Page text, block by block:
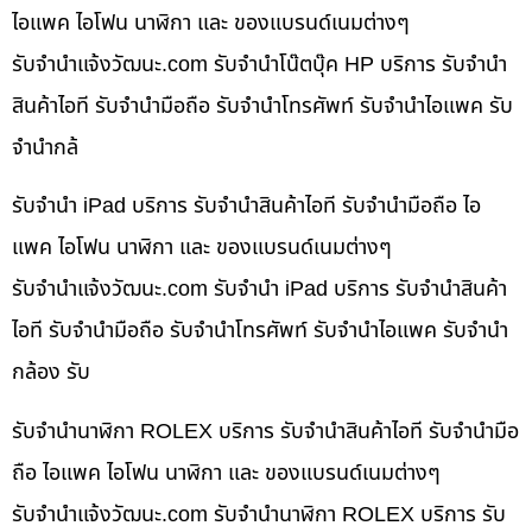
ไอแพค ไอโฟน นาฬิกา และ ของแบรนด์เนมต่างๆ
รับจํานําแจ้งวัฒนะ.com รับจำนำโน๊ตบุ๊ค HP บริการ รับจำนำ
สินค้าไอที รับจำนำมือถือ รับจำนำโทรศัพท์ รับจำนำไอแพค รับ
จำนำกล้
รับจำนำ iPad บริการ รับจำนำสินค้าไอที รับจำนำมือถือ ไอ
แพค ไอโฟน นาฬิกา และ ของแบรนด์เนมต่างๆ
รับจํานําแจ้งวัฒนะ.com รับจำนำ iPad บริการ รับจำนำสินค้า
ไอที รับจำนำมือถือ รับจำนำโทรศัพท์ รับจำนำไอแพค รับจำนำ
กล้อง รับ
รับจำนำนาฬิกา ROLEX บริการ รับจำนำสินค้าไอที รับจำนำมือ
ถือ ไอแพค ไอโฟน นาฬิกา และ ของแบรนด์เนมต่างๆ
รับจํานําแจ้งวัฒนะ.com รับจำนำนาฬิกา ROLEX บริการ รับ